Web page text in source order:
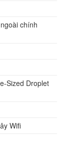
chính
Sized Droplet
Wifi